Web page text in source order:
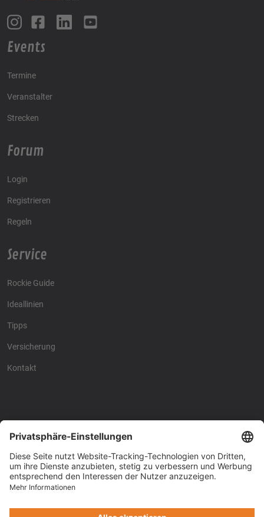
Events
Termine
Veranstalter
Strecken
Forum
Login
Registrieren
Regeln
Service
Rockie Guide
Ideallinien
Tipps
Versicherung
Kontakt
Racing4fun - Alles über
Racing4fun - Alles über